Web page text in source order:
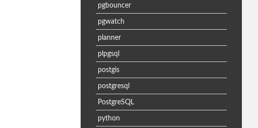
pgbouncer
pgwatch
planner
plpgsql
postgis
postgresql
PostgreSQL
python